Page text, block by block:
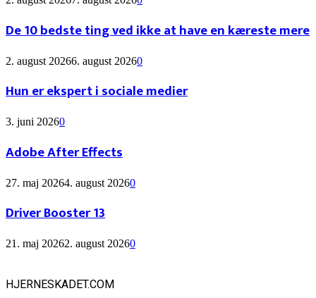
De 10 bedste ting ved ikke at have en kæreste mere
2. august 20266. august 20260
Hun er ekspert i sociale medier
3. juni 20260
Adobe After Effects
27. maj 20264. august 20260
Driver Booster 13
21. maj 20262. august 20260
HJERNESKADET.COM